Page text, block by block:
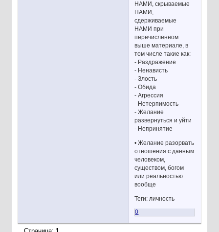
НАМИ, скрываемые
НАМИ,
сдерживаемые
НАМИ при
перечисленном
выше материале, в
том числе такие как:
- Раздражение
- Ненависть
- Злость
- Обида
- Агрессия
- Нетерпимость
- Желание
развернуться и уйти
- Непринятие
• Желание разорвать
отношения с данным
человеком,
существом, богом
или реальностью
вообще
Теги: личность
0